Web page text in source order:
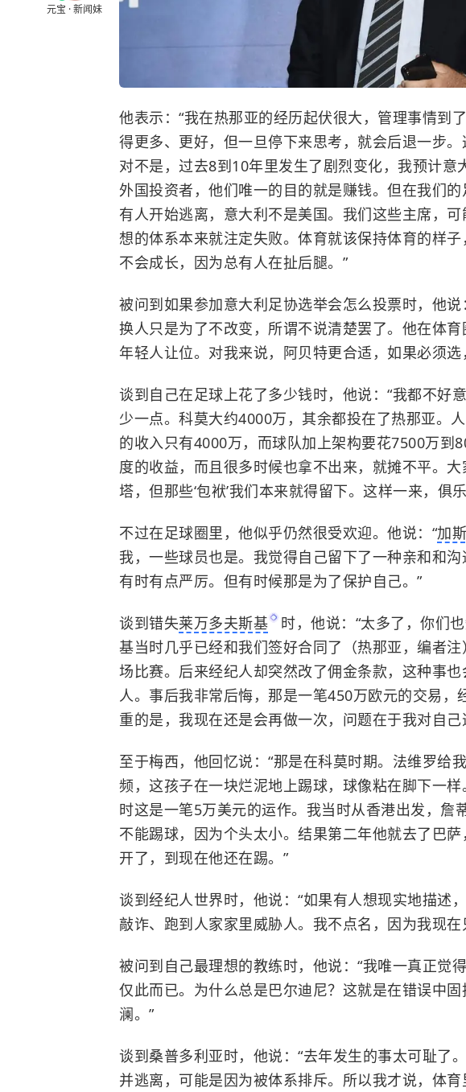
元宝 · 新闻妹
他表示：“我在热那亚的经历起伏很大，管理事情到
得更多、更好，但一旦停下来思考，就会后退一步
对不是，过去8到10年里发生了剧烈变化，我预计意
外国投资者，他们唯一的目的就是赚钱。但在我们
有人开始逃离，意大利不是美国。我们这些主席，
想的体系本来就注定失败。体育就该保持体育的样
不会成长，因为总有人在扯后腿。”
被问到如果参加意大利足协选举会怎么投票时，他
换人只是为了不改变，所谓不说清楚罢了。他在体
年轻人让位。对我来说，阿贝特更合适，如果必须选
谈到自己在足球上花了多少钱时，他说：“我都不好
少一点。科莫大约4000万，其余都投在了热那亚。
的收入只有4000万，而球队加上架构要花7500万到
度的收益，而且很多时候也拿不出来，就摊不平。
塔，但那些‘包袱’我们本来就得留下。这样一来，俱
不过在足球圈里，他似乎仍然很受欢迎。他说：“加
我，一些球员也是。我觉得自己留下了一种亲和和
有时有点严厉。但有时候那是为了保护自己。”
谈到错失莱万多夫斯基 时，他说：“太多了，你们
基当时几乎已经和我们签好合同了（热那亚，编者
场比赛。后来经纪人却突然改了佣金条款，这种事
人。事后我非常后悔，那是一笔450万欧元的交易，
重的是，我现在还是会再做一次，问题在于我对自己
至于梅西，他回忆说：“那是在科莫时期。法维罗给
频，这孩子在一块烂泥地上踢球，球像粘在脚下一
时这是一笔5万美元的运作。我当时从香港出发，詹
不能踢球，因为个头太小。结果第二年他就去了巴
开了，到现在他还在踢。”
谈到经纪人世界时，他说：“如果有人想现实地描述
敲诈、跑到人家家里威胁人。我不点名，因为我现在
被问到自己最理想的教练时，他说：“我唯一真正觉
仅此而已。为什么总是巴尔迪尼？这就是在错误中
澜。”
谈到桑普多利亚时，他说：“去年发生的事太可耻了
并逃离，可能是因为被体系排斥。所以我才说，体